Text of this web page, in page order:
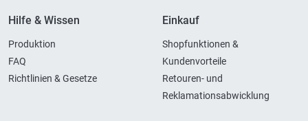
Hilfe & Wissen
Produktion
FAQ
Richtlinien & Gesetze
Einkauf
Shopfunktionen &
Kundenvorteile
Retouren- und
Reklamationsabwicklung